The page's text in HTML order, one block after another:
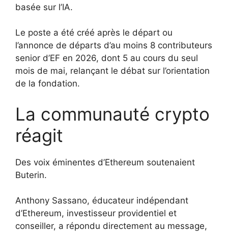
basée sur l’IA.
Le poste a été créé après le départ ou
l’annonce de départs d’au moins 8 contributeurs
senior d’EF en 2026, dont 5 au cours du seul
mois de mai, relançant le débat sur l’orientation
de la fondation.
La communauté crypto
réagit
Des voix éminentes d’Ethereum soutenaient
Buterin.
Anthony Sassano, éducateur indépendant
d’Ethereum, investisseur providentiel et
conseiller, a répondu directement au message,